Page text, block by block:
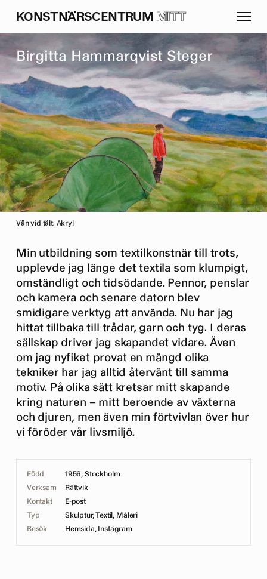
KONSTNÄRSCENTRUM MITT
Birgitta Hammarqvist Steger
Vän vid tält. Akryl
Min utbildning som textilkonstnär till trots,
upplevde jag länge det textila som klumpigt,
omständligt och tidsödande. Pennor, penslar
och kamera och senare datorn blev
smidigare verktyg att använda. Nu har jag
hittat tillbaka till trådar, garn och tyg. I deras
sällskap driver jag skapandet vidare. Även
om jag nyfiket provat en mängd olika
tekniker har jag alltid återvänt till samma
motiv. På olika sätt kretsar mitt skapande
kring naturen – mitt beroende av växterna
och djuren, men även min förtvivlan över hur
vi föröder vår livsmiljö.
Född
1956, Stockholm
Verksam
Rättvik
Kontakt
E-post
Typ
Skulptur, Textil, Måleri
Besök
Hemsida, Instagram